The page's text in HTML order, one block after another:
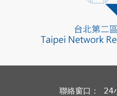
聯絡窗口： 24